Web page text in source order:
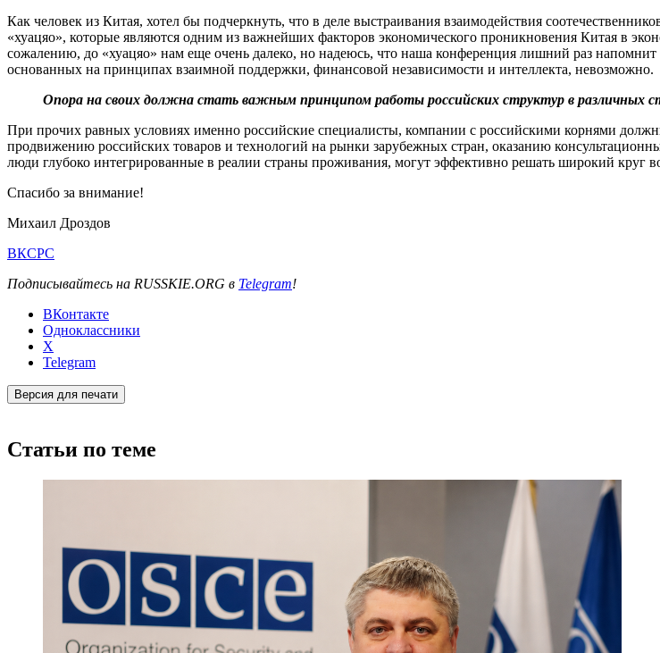
Как человек из Китая, хотел бы подчеркнуть, что в деле выстраивания взаимодействия
«хуацяо», которые являются одним из важнейших факторов экономического проникновения Китая в
сожалению, до «хуацяо» нам еще очень далеко, но надеюсь, что наша конференция лишний раз
основанных на принципах взаимной поддержки, финансовой независимости и интеллекта, невозможно.
Опора на своих должна стать важным принципом работы российских структур в различных
При прочих равных условиях именно российские специалисты, компании с российскими корнями
продвижению российских товаров и технологий на рынки зарубежных стран, оказанию
люди глубоко интегрированные в реалии страны проживания, могут эффективно решать широкий круг
Спасибо за внимание!
Михаил Дроздов
ВКСРС
Подписывайтесь на RUSSKIE.ORG в Telegram!
ВКонтакте
Одноклассники
X
Telegram
Версия для печати
Статьи по теме